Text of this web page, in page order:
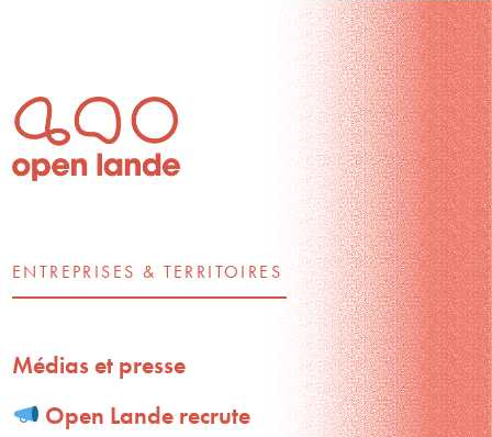
ENTREPRISES & TERRITOIRES
Médias et presse
Open Lande recrute